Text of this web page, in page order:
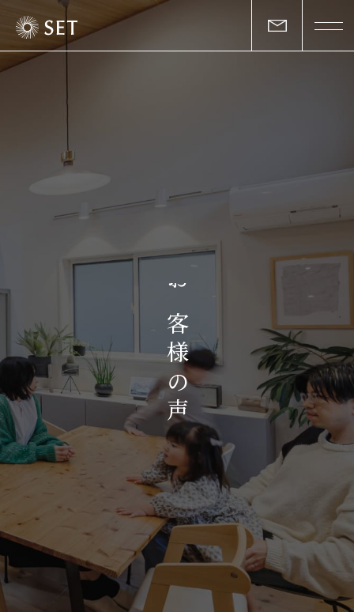
お
客
様
の
声
物件一覧
お客様の声
お知らせ・イベント
会社概要・アクセス
スタッフ紹介
プライバシーポリシー
賃貸管理サイトはこちら